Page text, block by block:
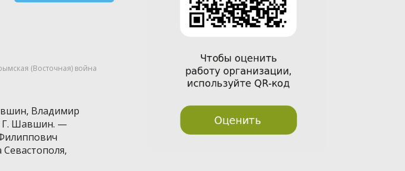
(Восточная) война
Владимир
Г. Шавшин. —